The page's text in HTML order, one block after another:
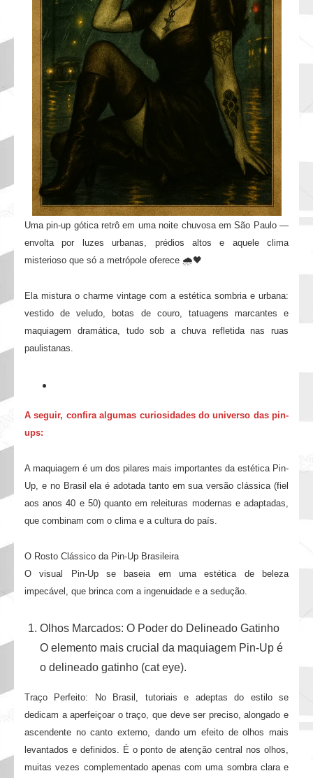
Uma pin-up gótica retrô em uma noite chuvosa em São Paulo —
envolta por luzes urbanas, prédios altos e aquele clima
misterioso que só a metrópole oferece 🌧️🖤
Ela mistura o charme vintage com a estética sombria e urbana:
vestido de veludo, botas de couro, tatuagens marcantes e
maquiagem dramática, tudo sob a chuva refletida nas ruas
paulistanas.
A seguir, confira algumas curiosidades do universo das pin-
ups:
A maquiagem é um dos pilares mais importantes da estética Pin-
Up, e no Brasil ela é adotada tanto em sua versão clássica (fiel
aos anos 40 e 50) quanto em releituras modernas e adaptadas,
que combinam com o clima e a cultura do país.
O Rosto Clássico da Pin-Up Brasileira
O visual Pin-Up se baseia em uma estética de beleza
impecável, que brinca com a ingenuidade e a sedução.
Olhos Marcados: O Poder do Delineado Gatinho
O elemento mais crucial da maquiagem Pin-Up é
o delineado gatinho (cat eye).
Traço Perfeito: No Brasil, tutoriais e adeptas do estilo se
dedicam a aperfeiçoar o traço, que deve ser preciso, alongado e
ascendente no canto externo, dando um efeito de olhos mais
levantados e definidos. É o ponto de atenção central nos olhos,
muitas vezes complementado apenas com uma sombra clara e